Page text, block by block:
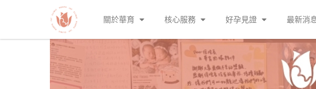
關於華育 核心服務 好孕見證 最新消